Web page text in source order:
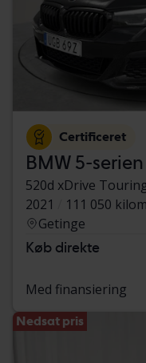
Certificeret
BMW 5-serien
520d xDrive
2021
111 050
Getinge
Køb direkte
Med finansiering
Nedsat pris